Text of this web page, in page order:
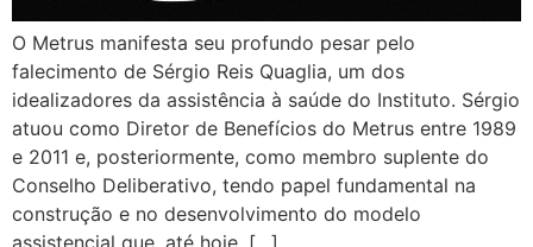
O Metrus manifesta seu profundo pesar pelo
falecimento de Sérgio Reis Quaglia, um dos
idealizadores da assistência à saúde do Instituto. Sérgio
atuou como Diretor de Benefícios do Metrus entre 1989
e 2011 e, posteriormente, como membro suplente do
Conselho Deliberativo, tendo papel fundamental na
construção e no desenvolvimento do modelo